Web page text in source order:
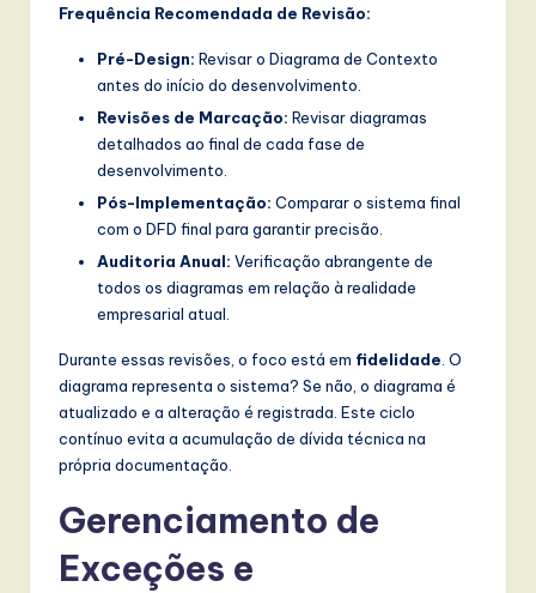
Frequência Recomendada de Revisão:
Pré-Design: Revisar o Diagrama de Contexto
antes do início do desenvolvimento.
Revisões de Marcação: Revisar diagramas
detalhados ao final de cada fase de
desenvolvimento.
Pós-Implementação: Comparar o sistema final
com o DFD final para garantir precisão.
Auditoria Anual: Verificação abrangente de
todos os diagramas em relação à realidade
empresarial atual.
Durante essas revisões, o foco está em fidelidade. O
diagrama representa o sistema? Se não, o diagrama é
atualizado e a alteração é registrada. Este ciclo
contínuo evita a acumulação de dívida técnica na
própria documentação.
Gerenciamento de
Exceções e